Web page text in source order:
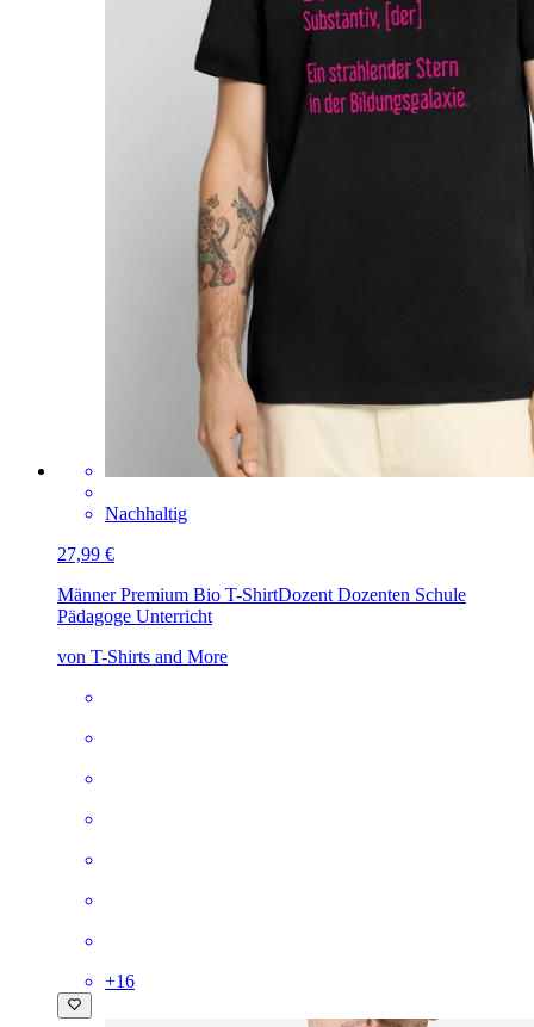
Nachhaltig
27,99 €
Männer Premium Bio T-ShirtDozent Dozenten Schule
Pädagoge Unterricht
von T-Shirts and More
+16